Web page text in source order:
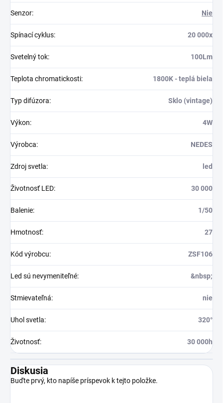
Senzor: Nie
Spínací cyklus: 20 000x
Svetelný tok: 100Lm
Teplota chromatickosti: 1800K - teplá biela
Typ difúzora: Sklo (vintage)
Výkon: 4W
Výrobca: NEDES
Zdroj svetla: led
Životnosť LED: 30 000
Balenie: 1/50
Hmotnosť: 27
Kód výrobcu: ZSF106
Led sú nevymeniteľné: &nbsp;
Stmievateľná: nie
Uhol svetla: 320°
Životnosť: 30 000h
Diskusia
Buďte prvý, kto napíše príspevok k tejto položke.